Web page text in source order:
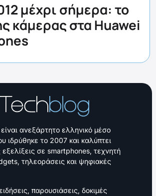
μέχρι σήμερα: το
κάμερας στα Huawei
ανεξάρτητο ελληνικό μέσο
ιδρύθηκε το 2007 και καλύπτει
εξελίξεις σε smartphones, τεχνητή
τηλεοράσεις και ψηφιακές
παρουσιάσεις, δοκιμές